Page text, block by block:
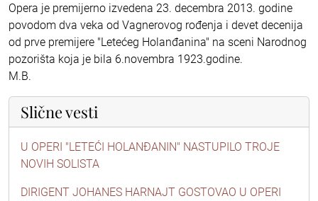
Opera je premijerno izvedena 23. decembra 2013. godine
povodom dva veka od Vagnerovog rođenja i devet decenija
od prve premijere "Letećeg Holanđanina" na sceni Narodnog
pozorišta koja je bila 6.novembra 1923.godine.
M.B.
Slične vesti
U OPERI "LETEĆI HOLANĐANIN" NASTUPILO TROJE
NOVIH SOLISTA
DIRIGENT JOHANES HARNAJT GOSTOVAO U OPERI